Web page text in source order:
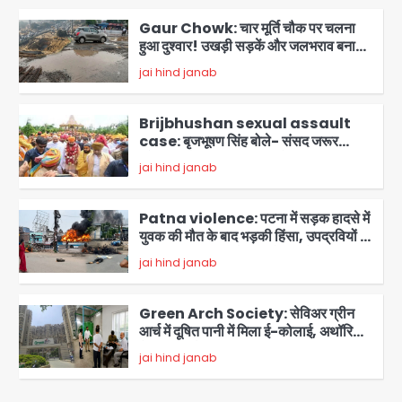
2
Gaur Chowk: चार मूर्ति चौक पर चलना
हुआ दुश्वार! उखड़ी सड़कें और जलभराव बना
आफत, अंडरपास पर भी खतरा
jai hind janab
3
Brijbhushan sexual assault
case: बृजभूषण सिंह बोले- संसद जरूर
लौटूंगा, हुई चरित्र हत्या की कोशिश, प्रियंका
गांधी को बरगलाया गया, यौन शोषण नहीं ‘गुड-
बैड टच’ का था मामला
jai hind janab
4
Patna violence: पटना में सड़क हादसे में
युवक की मौत के बाद भड़की हिंसा, उपद्रवियों ने
फूंकीं 10 गाड़ियां, ट्रैफिक पोस्ट और स्लीपर
बस भी जलाई, NH-30 जाम
jai hind janab
5
Green Arch Society: सेविअर ग्रीन
आर्च में दूषित पानी में मिला ई-कोलाई, अथॉरिटी
ने शुरू की सैंपलिंग जांच
jai hind janab